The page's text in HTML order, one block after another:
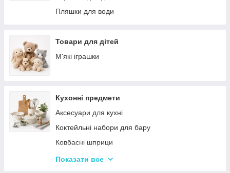
Палатки
Меблі для кемпінгу
Спальні мішки
Цукерки
Серветниці
Годинник настінний
Підсвічники
Вази для квітів
Статуетки
Пляшки для води
Товари для дітей
М'які іграшки
Кухонні предмети
Аксесуари для кухні
Коктейльні набори для бару
Ковбасні шприци
Кухонні підставки
Показати все